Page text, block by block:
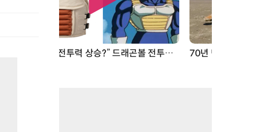
70년 만에 돌아온 시베리아호랑이…카자흐스탄 야생에 풀렸다